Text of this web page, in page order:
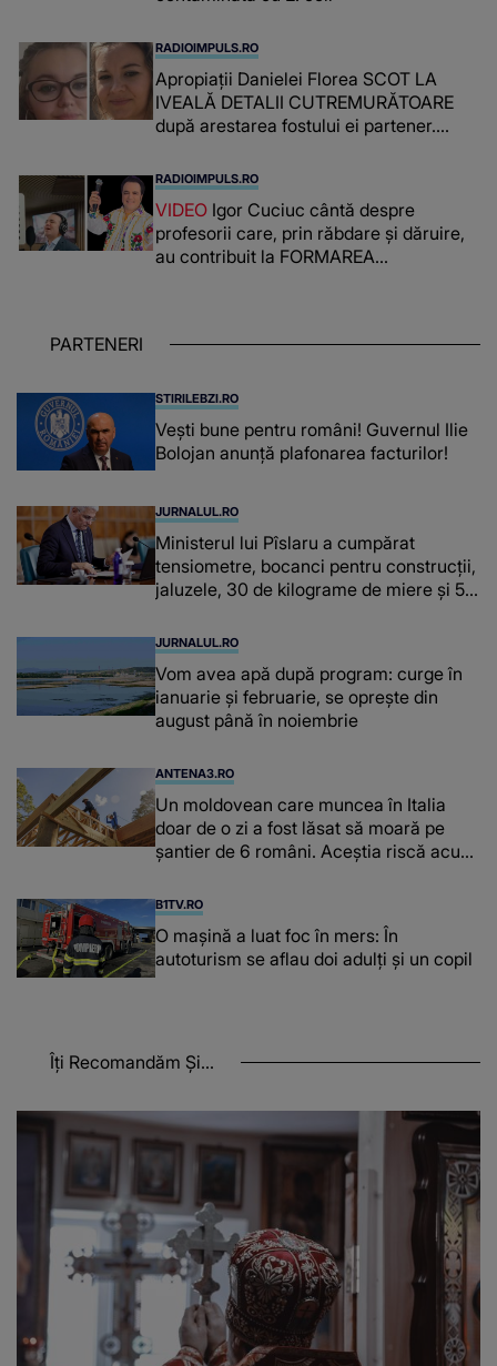
RADIOIMPULS.RO
Apropiații Danielei Florea SCOT LA
IVEALĂ DETALII CUTREMURĂTOARE
după arestarea fostului ei partener.
românca ucisă în Italia și ascunsă în
lada unui pat: " Îmi pare rău că nu am
reușit să fac mai mult pentru ea și..."
RADIOIMPULS.RO
VIDEO Igor Cuciuc cântă despre
profesorii care, prin răbdare și dăruire,
au contribuit la FORMAREA
chiar și după trecerea anilor: "De
PARTENERI
STIRILEBZI.RO
Vești bune pentru români! Guvernul Ilie
Bolojan anunță plafonarea facturilor!
JURNALUL.RO
Ministerul lui Pîslaru a cumpărat
tensiometre, bocanci pentru construcții,
jaluzele, 30 de kilograme de miere și 50
JURNALUL.RO
Vom avea apă după program: curge în
ianuarie și februarie, se oprește din
august până în noiembrie
ANTENA3.RO
Un moldovean care muncea în Italia
doar de o zi a fost lăsat să moară pe
şantier de 6 români. Aceștia riscă acum
B1TV.RO
O maşină a luat foc în mers: În
autoturism se aflau doi adulți și un copil
Îți Recomandăm Și...